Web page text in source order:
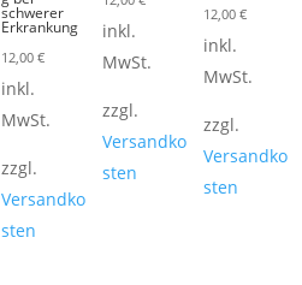
schwerer
Erkrankung
12,00€
inkl.
MwSt.
zzgl.
Versandko
sten
inkl.
MwSt.
zzgl.
Versandko
sten
12,00 €
inkl.
MwSt.
zzgl.
Versandko
sten